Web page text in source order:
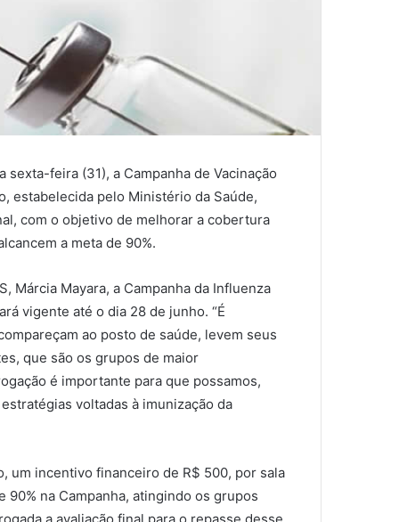
feira (31), a Campanha de Vacinação
estabelecida pelo Ministério da Saúde,
com o objetivo de melhorar a cobertura
a meta de 90%.
Márcia Mayara, a Campanha da Influenza
vigente até o dia 28 de junho. “É
ao posto de saúde, levem seus
que são os grupos de maior
é importante para que possamos,
voltadas à imunização da
um incentivo financeiro de R$ 500, por sala
90% na Campanha, atingindo os grupos
a avaliação final para o repasse desse